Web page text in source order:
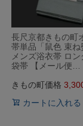
長尺京都きもの町
帯単品「鼠色 束ね
メンズ浴衣帯 ロ
袋帯 【メール便…
きもの町価格
カートに入れる